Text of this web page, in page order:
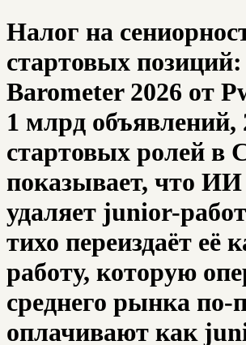
Налог на
стартовых
Barometer 2026 от
1 млрд объявлений,
стартовых ролей
показывает, что ИИ
удаляет junior-
тихо переиздаёт её
работу, которую
среднего рынка по-
оплачивают как